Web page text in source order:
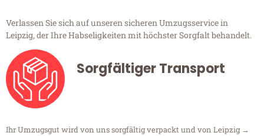
Verlassen Sie sich auf unseren sicheren Umzugsservice in
Leipzig, der Ihre Habseligkeiten mit höchster Sorgfalt behandelt.
Sorgfältiger Transport
Ihr Umzugsgut wird von uns sorgfältig verpackt und von Leipzig →